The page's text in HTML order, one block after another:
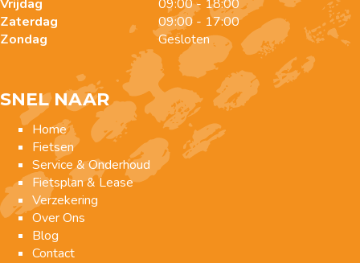
Vrijdag
Zaterdag
Zondag
09:00 - 18:00
09:00 - 17:00
Gesloten
SNEL NAAR
Home
Fietsen
Service & Onderhoud
Fietsplan & Lease
Verzekering
Over Ons
Blog
Contact